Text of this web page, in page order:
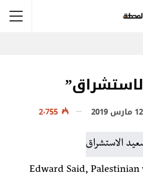
12 مارس 2019
Edward Said,